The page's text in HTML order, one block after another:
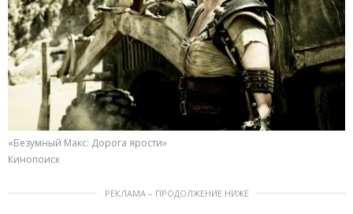
«Безумный Макс: Дорога ярости»
Кинопоиск
РЕКЛАМА – ПРОДОЛЖЕНИЕ НИЖЕ